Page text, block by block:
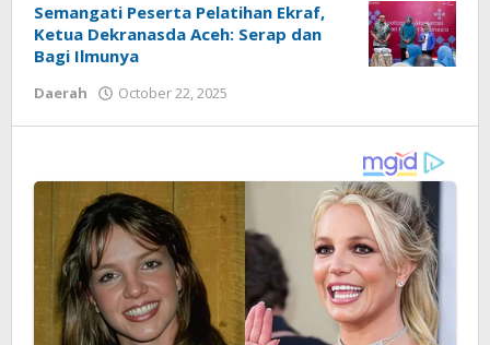
Semangati Peserta Pelatihan Ekraf,
Ketua Dekranasda Aceh: Serap dan
Bagi Ilmunya
Daerah October 22, 2025
Musa